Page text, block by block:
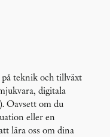
teknik och tillväxt
digitala
Oavsett om du
eller en
lära oss om dina